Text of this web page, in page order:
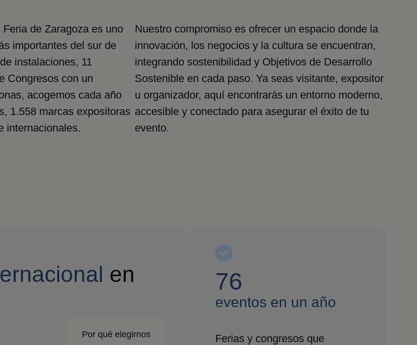
de Zaragoza es uno
importantes del sur de
instalaciones, 11
Congresos con un
acogemos cada año
1.558 marcas expositoras
internacionales.
Nuestro compromiso es ofrecer un espacio donde la
innovación, los negocios y la cultura se encuentran,
integrando sostenibilidad y Objetivos de Desarrollo
Sostenible en cada paso. Ya seas visitante, expositor
u organizador, aquí encontrarás un entorno moderno,
accesible y conectado para asegurar el éxito de tu
evento.
en
Por qué elegirnos
76
eventos en un año
Ferias y congresos que